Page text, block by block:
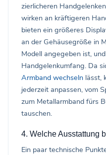
zierlicheren
wirken an kräftigeren
bieten ein größeres
an der Gehäusegröße in
Modell angegeben ist,
Handgelenkumfang. Da
Armband wechseln lässt,
jederzeit anpassen, vom
zum Metallarmband fürs
tauschen.
4. Welche Ausstattung
Ein paar technische